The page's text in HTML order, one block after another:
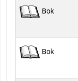
Bok
Bok